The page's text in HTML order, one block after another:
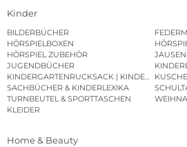
Kinder
BILDERBÜCHER
HÖRSPIELBOXEN
HÖRSPIEL ZUBEHÖR
JUGENDBÜCHER
KINDERGARTENRUCKSACK |
SACHBÜCHER & KINDERLEXIKA
TURNBEUTEL & SPORTTASCHEN
KLEIDER
Home & Beauty